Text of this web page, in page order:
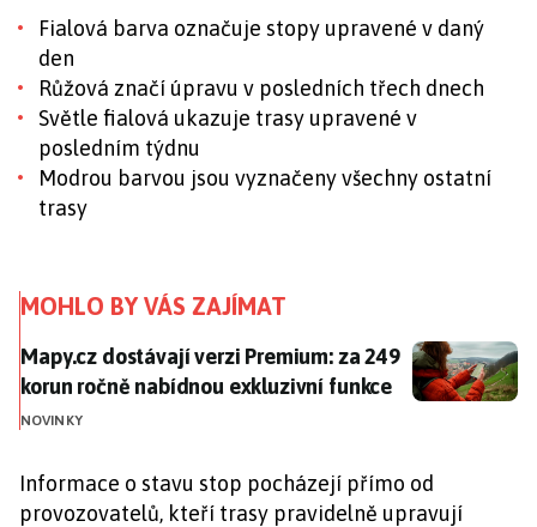
Fialová barva označuje stopy upravené v daný
den
Růžová značí úpravu v posledních třech dnech
Světle fialová ukazuje trasy upravené v
posledním týdnu
Modrou barvou jsou vyznačeny všechny ostatní
trasy
MOHLO BY VÁS ZAJÍMAT
Mapy.cz dostávají verzi Premium: za 249 korun
Mapy.cz dostávají verzi Premium: za 249
korun ročně nabídnou exkluzivní funkce
NOVINKY
Informace o stavu stop pocházejí přímo od
provozovatelů, kteří trasy pravidelně upravují